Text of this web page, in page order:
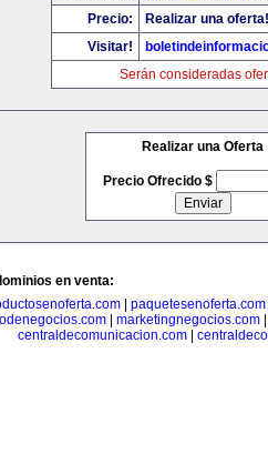
Precio:
Realizar una oferta!
Visitar!
Serán consideradas
Realizar una Oferta
Precio Ofrecido $
en venta:
| paquetesenoferta.com
marketingnegocios.com
centraldecomunicacion.com